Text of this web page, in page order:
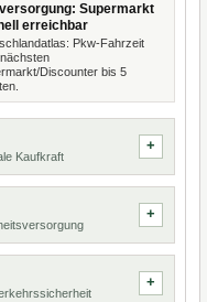
Supermarkt
erreichbar
Pkw-Fahrzeit
Discounter bis 5
Kaufkraft